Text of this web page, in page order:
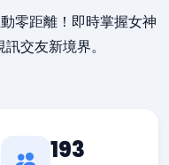
零距離！即時掌握女神
交友新境界。
193